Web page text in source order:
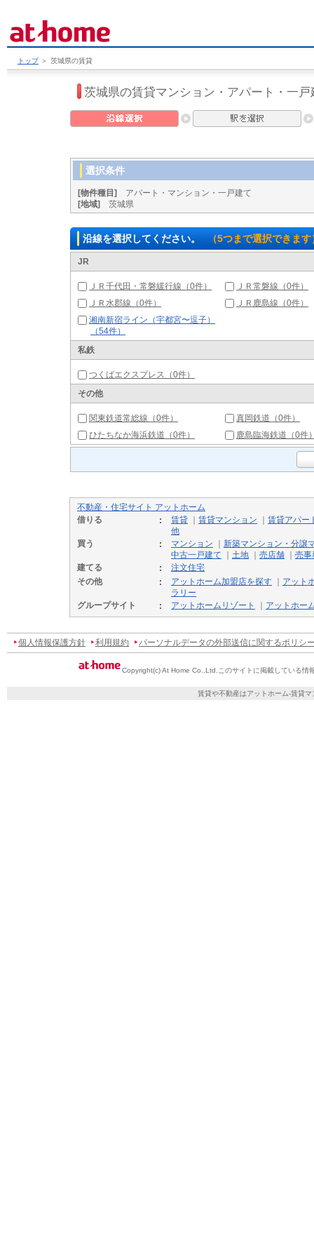
トップ ＞ 茨城県の賃貸
茨城県の賃貸マンション・アパート・一戸
選択条件
[物件種目]
アパート・マンション・一戸建て
[地域]
茨城県
沿線を選択してください。 （5つまで選択できます
JR
ＪＲ千代田・常磐緩行線（0件）
ＪＲ常磐線（0件）
ＪＲ水郡線（0件）
ＪＲ鹿島線（0件）
湘南新宿ライン（宇都宮〜逗子）
（54件）
私鉄
つくばエクスプレス（0件）
その他
関東鉄道常総線（0件）
真岡鉄道（0件）
ひたちなか海浜鉄道（0件）
鹿島臨海鉄道（0件
不動産・住宅サイト アットホーム
借りる
賃貸 賃貸マンション
賃貸アパー
他
買う
マンション
新築マンション・分譲
中古一戸建て
土地 売店舗
売事
建てる
注文住宅
その他
アットホーム加盟店を探す
アット
ラリー
グループサイト
アットホームリゾート アットホー
個人情報保護方針 利用規約 パーソナルデータの外部送信に関するポリシ
Copyright(c) At Home Co.,Ltd. このサイトに掲載している情
賃貸や不動産はアットホーム-賃貸